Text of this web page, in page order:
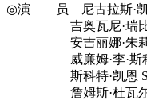
◎演 员 尼古拉斯·凯
吉奥瓦尼·瑞比西
安吉丽娜·朱莉
威廉姆·李·斯科特
斯科特·凯恩
詹姆斯·杜瓦尔